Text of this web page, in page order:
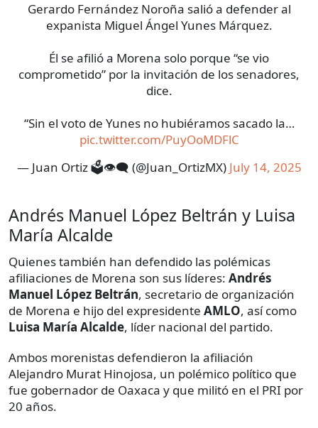
Gerardo Fernández Noroña salió a defender al
expanista Miguel Ángel Yunes Márquez.
Él se afilió a Morena solo porque “se vio
comprometido” por la invitación de los senadores,
dice.
“Sin el voto de Yunes no hubiéramos sacado la…
pic.twitter.com/PuyOoMDFlC
— Juan Ortiz 🗳️👁‍🗨 (@Juan_OrtizMX) July 14, 2025
Andrés Manuel López Beltrán y Luisa
María Alcalde
Quienes también han defendido las polémicas
afiliaciones de Morena son sus líderes: Andrés
Manuel López Beltrán, secretario de organización
de Morena e hijo del expresidente AMLO, así como
Luisa María Alcalde, líder nacional del partido.
Ambos morenistas defendieron la afiliación
Alejandro Murat Hinojosa, un polémico político que
fue gobernador de Oaxaca y que militó en el PRI por
20 años.